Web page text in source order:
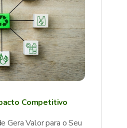
Competitivo
Gera Valor para o Seu